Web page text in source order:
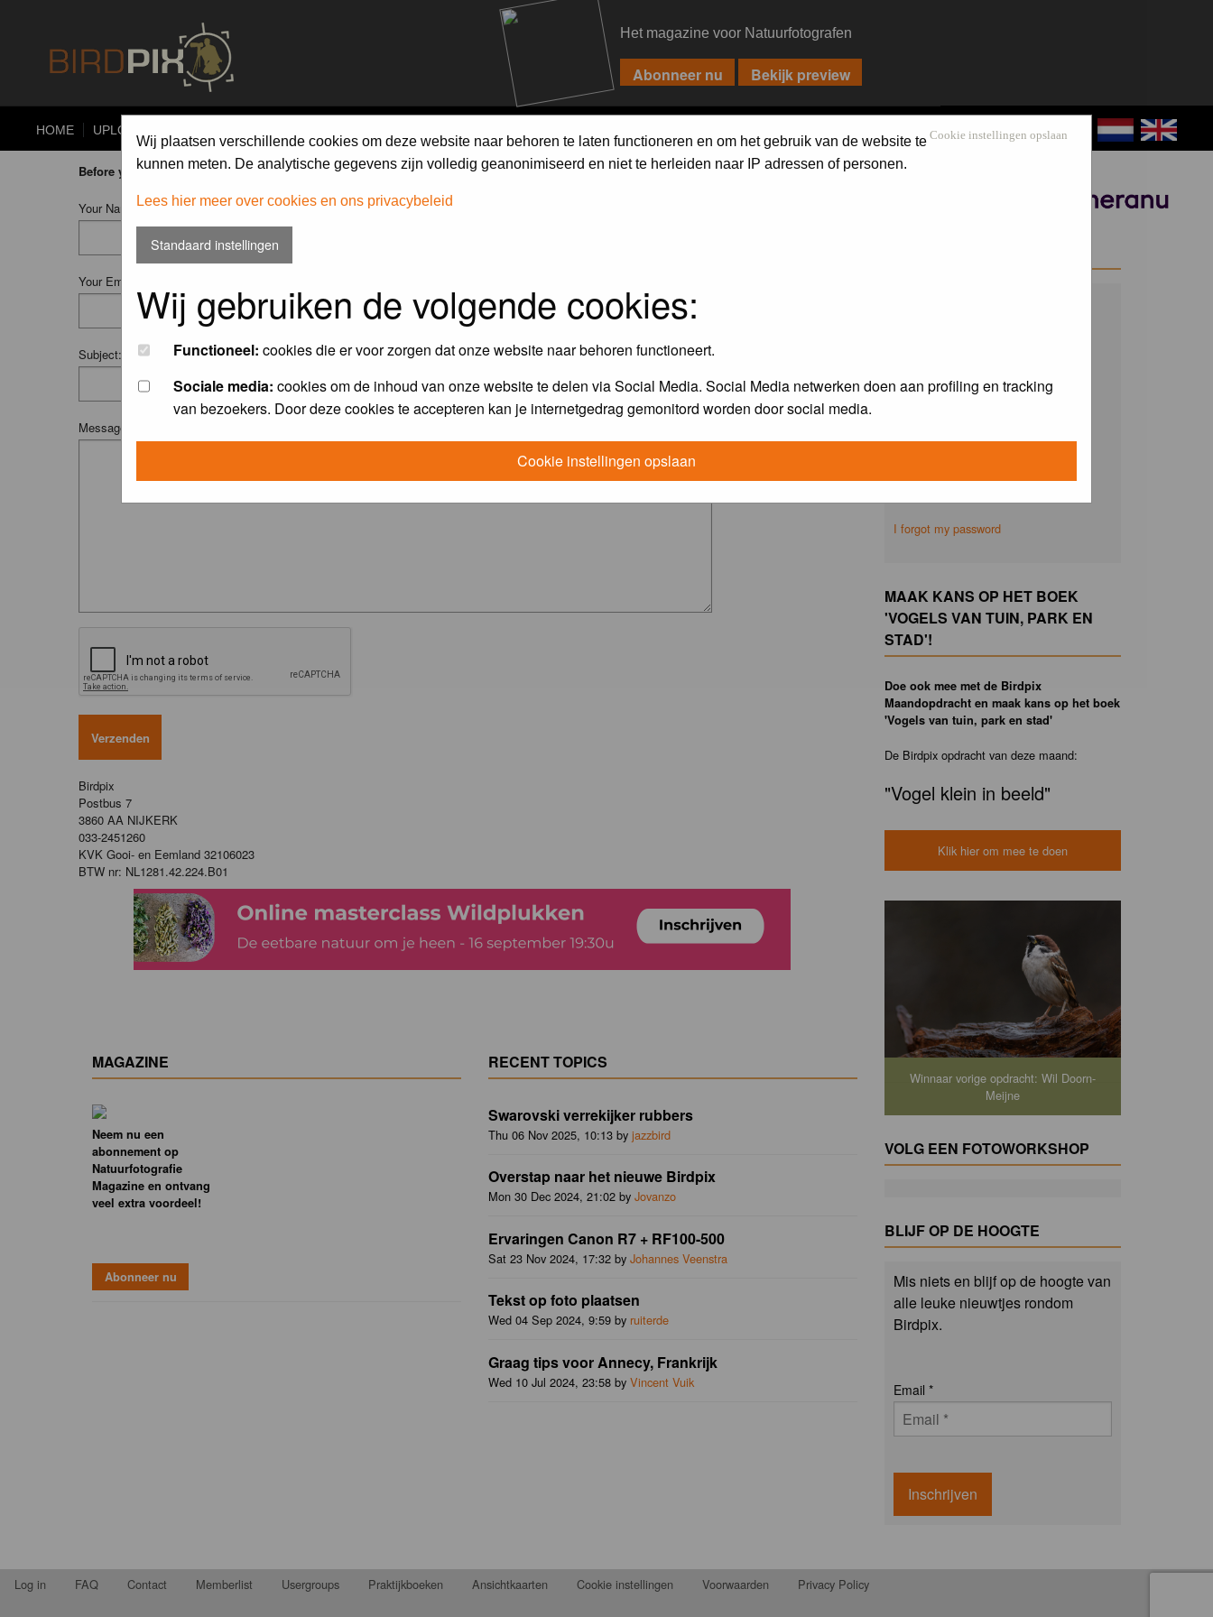
Het magazine voor Natuurfotografen
HOME UPLOAD Cookie instellingen opslaan
Wij plaatsen verschillende cookies om deze website naar behoren te laten functioneren en om het gebruik van de website te
kunnen meten. De analytische gegevens zijn volledig geanonimiseerd en niet te herleiden naar IP adressen of personen.
Lees hier meer over cookies en ons privacybeleid
Standaard instellingen
Wij gebruiken de volgende cookies:
Functioneel: cookies die er voor zorgen dat onze website naar behoren functioneert.
Sociale media: cookies om de inhoud van onze website te delen via Social Media. Social Media netwerken doen aan profiling en tracking
van bezoekers. Door deze cookies te accepteren kan je internetgedrag gemonitord worden door social media.
Cookie instellingen opslaan
Before you ask your question:pleaseread the FAQorsearch on the forum first.
Your Name (Fill in your username if you have one):
Your Email:
Subject:
Message:
Birdpix
Postbus 7
3860 AA NIJKERK
033-2451260
KVK Gooi- en Eemland 32106023
BTW nr: NL1281.42.224.B01
MAGAZINE
Neem nu een
abonnement op
Natuurfotografie
Magazine en ontvang
veel extra voordeel!
RECENT TOPICS
Swarovski verrekijker rubbers
Thu 06 Nov 2025, 10:13 by jazzbird
Overstap naar het nieuwe Birdpix
Mon 30 Dec 2024, 21:02 by Jovanzo
Ervaringen Canon R7 + RF100-500
Sat 23 Nov 2024, 17:32 by Johannes Veenstra
Tekst op foto plaatsen
Wed 04 Sep 2024, 9:59 by ruiterde
Graag tips voor Annecy, Frankrijk
Wed 10 Jul 2024, 23:58 by Vincent Vuik
I forgot my password
MAAK KANS OP HET BOEK
'VOGELS VAN TUIN, PARK EN
STAD'!
Doe ook mee met de Birdpix
Maandopdracht en maak kans op het boek
'Vogels van tuin, park en stad'
De Birdpix opdracht van deze maand:
"Vogel klein in beeld"
Klik hier om mee te doen
Winnaar vorige opdracht: Wil Doorn-
Meijne
VOLG EEN FOTOWORKSHOP
BLIJF OP DE HOOGTE
Mis niets en blijf op de hoogte van
alle leuke nieuwtjes rondom
Birdpix.
Email *
Inschrijven
Log in FAQ Contact Memberlist Usergroups Praktijkboeken Ansichtkaarten Cookie instellingen Voorwaarden Privacy Policy